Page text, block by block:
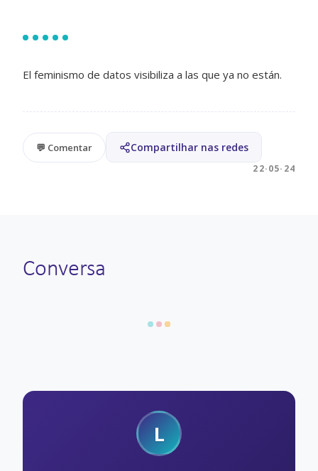
El feminismo de datos visibiliza a las que ya no están.
💬 Comentar Compartilhar nas redes
22·05·24
Conversa
L